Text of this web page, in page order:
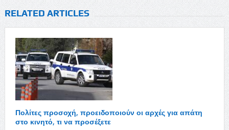
RELATED ARTICLES
Πολίτες προσοχή, προειδοποιούν οι αρχές για απάτη
στο κινητό, τι να προσέξετε